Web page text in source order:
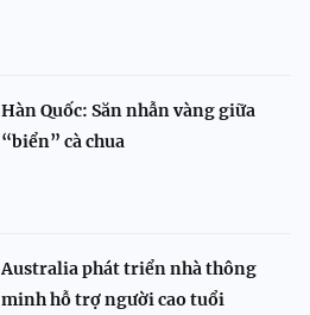
Hàn Quốc: Săn nhẫn vàng giữa
“biển” cà chua
Australia phát triển nhà thông
minh hỗ trợ người cao tuổi